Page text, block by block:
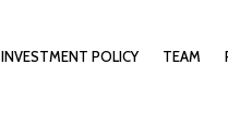
INVESTMENT POLICY TEAM